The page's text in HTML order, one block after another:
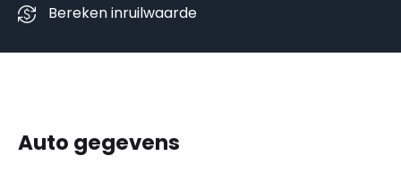
Bereken inruilwaarde
Auto gegevens